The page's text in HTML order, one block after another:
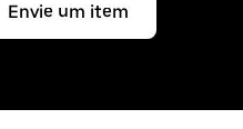
Envie um item